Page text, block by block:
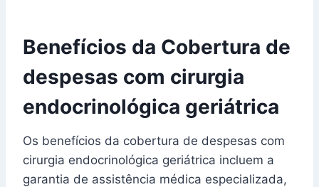
Benefícios da Cobertura de
despesas com cirurgia
endocrinológica geriátrica
Os benefícios da cobertura de despesas com
cirurgia endocrinológica geriátrica incluem a
garantia de assistência médica especializada,